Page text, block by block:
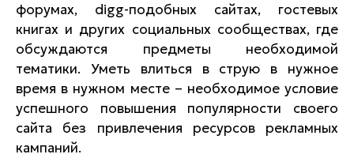
форумах, digg-подобных сайтах, гостевых
книгах и других социальных сообществах, где
обсуждаются предметы необходимой
тематики. Уметь влиться в струю в нужное
время в нужном месте – необходимое условие
успешного повышения популярности своего
сайта без привлечения ресурсов рекламных
кампаний.